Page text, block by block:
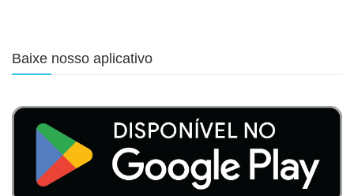
Baixe nosso aplicativo